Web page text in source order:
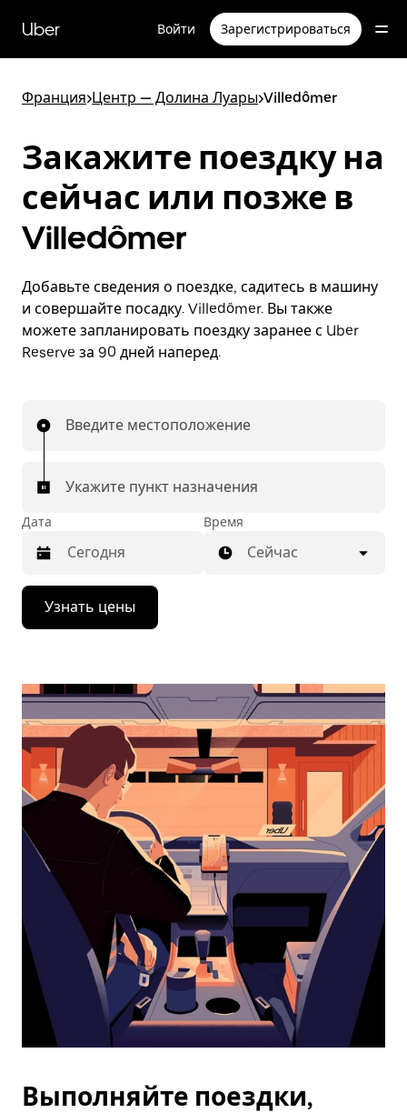
перейти
к
Uber Войти Зарегистрироваться
Франция>Центр — Долина Луары>Villedômer
Закажите поездку на
сейчас или позже в
Villedômer
Добавьте сведения о поездке, садитесь в машину
и совершайте посадку. Villedômer. Вы также
можете запланировать поездку заранее с Uber
Reserve за 90 дней наперед.
Введите местоположение
Укажите пункт назначения
Дата
Нажмите
стрелку
вниз,
календарю
выбрать
дату.
Чтобы
закрыть
календарь,
нажмите
Esc.
Время
Сейчас
Узнать цены
Выполняйте поездки,